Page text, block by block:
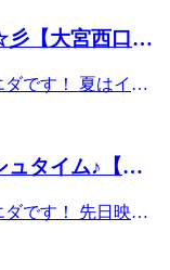
します。 30分
(税
で延長
パで暑い夏を乗り
皮にスッキリ感を
ンのコースと併用
いただくとスムー
循環させて整えて
心よりお待ちして
） ～～～～今日の
ア★アロマオイル
る反射躯を刺激す
化が期待できま
(税込) 足裏・
くらはぎ・膝周
を使い頭部をほぐ
【大宮西口
ダです！ 夏はイベ
せんか？ フット
くださいね♪皆さ
本日のオススメ
することで、血行
す。 30分 ¥4,510
ュタイム♪【大
ダです！ 先日映画
言えない感情が…